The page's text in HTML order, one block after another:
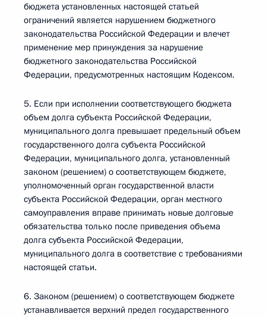
бюджета установленных настоящей статьей
ограничений является нарушением бюджетного
законодательства Российской Федерации и влечет
применение мер принуждения за нарушение
бюджетного законодательства Российской
Федерации, предусмотренных настоящим Кодексом.
5. Если при исполнении соответствующего бюджета
объем долга субъекта Российской Федерации,
муниципального долга превышает предельный объем
государственного долга субъекта Российской
Федерации, муниципального долга, установленный
законом (решением) о соответствующем бюджете,
уполномоченный орган государственной власти
субъекта Российской Федерации, орган местного
самоуправления вправе принимать новые долговые
обязательства только после приведения объема
долга субъекта Российской Федерации,
муниципального долга в соответствие с требованиями
настоящей статьи.
6. Законом (решением) о соответствующем бюджете
устанавливается верхний предел государственного